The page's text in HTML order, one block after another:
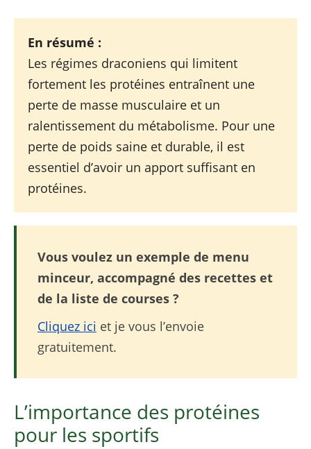
En résumé :
Les régimes draconiens qui limitent
fortement les protéines entraînent une
perte de masse musculaire et un
ralentissement du métabolisme. Pour une
perte de poids saine et durable, il est
essentiel d’avoir un apport suffisant en
protéines.
Vous voulez un exemple de menu
minceur, accompagné des recettes et
de la liste de courses ?
Cliquez ici et je vous l’envoie
gratuitement.
L’importance des protéines
pour les sportifs